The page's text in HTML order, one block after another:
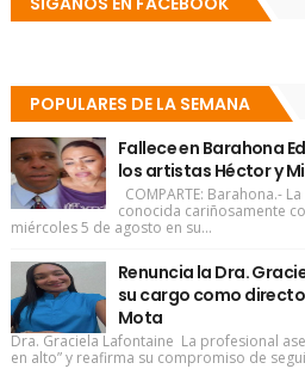
POPULARES DE LA SEMANA
Fallece en Barahona
los artistas Héctor y
COMPARTE: Barahona.-
conocida cariñosamente
miércoles 5 de agosto en su...
Renuncia la Dra.
su cargo como
Mota
Dra. Graciela Lafontaine La profesional
en alto” y reafirma su compromiso de